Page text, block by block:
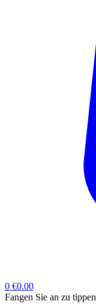
0 €0.00
Fangen Sie an zu